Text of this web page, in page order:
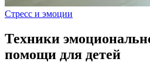
Стресс и эмоции
Техники
помощи для детей